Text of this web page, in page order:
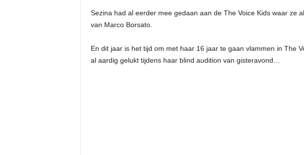
Sezina had al eerder mee gedaan aan de The Voice Kids waar ze
van Marco Borsato.
En dit jaar is het tijd om met haar 16 jaar te gaan vlammen in The
al aardig gelukt tijdens haar blind audition van gisteravond…